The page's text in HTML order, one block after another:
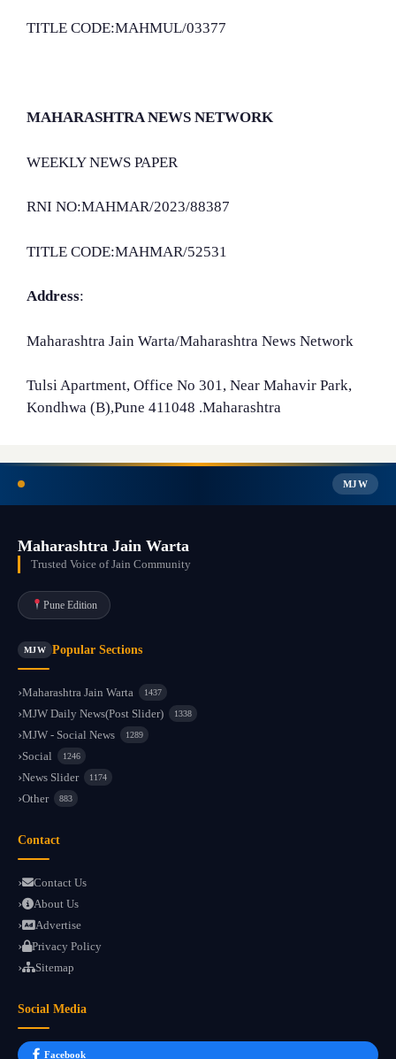
TITLE CODE:MAHMUL/03377
MAHARASHTRA NEWS NETWORK
WEEKLY NEWS PAPER
RNI NO:MAHMAR/2023/88387
TITLE CODE:MAHMAR/52531
Address:
Maharashtra Jain Warta/Maharashtra News Network
Tulsi Apartment, Office No 301, Near Mahavir Park,
Kondhwa (B),Pune 411048 .Maharashtra
MJW
Maharashtra Jain Warta
Trusted Voice of Jain Community
Pune Edition
MJW Popular Sections
Maharashtra Jain Warta 1437
MJW Daily News(Post Slider) 1338
MJW - Social News 1289
Social 1246
News Slider 1174
Other 883
Contact
Contact Us
About Us
Advertise
Privacy Policy
Sitemap
Social Media
Facebook